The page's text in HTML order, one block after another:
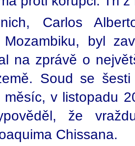
Carlos
byl
na zprávě o
Soud se
měsíc, v listopadu
že
Chissana.